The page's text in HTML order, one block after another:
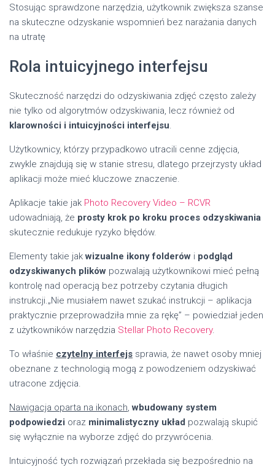
Stosując sprawdzone narzędzia, użytkownik zwiększa szanse
na skuteczne odzyskanie wspomnień bez narażania danych
na utratę
Rola intuicyjnego interfejsu
Skuteczność narzędzi do odzyskiwania zdjęć często zależy
nie tylko od algorytmów odzyskiwania, lecz również od
klarowności i intuicyjności interfejsu.
Użytkownicy, którzy przypadkowo utracili cenne zdjęcia,
zwykle znajdują się w stanie stresu, dlatego przejrzysty układ
aplikacji może mieć kluczowe znaczenie.
Aplikacje takie jak Photo Recovery Video – RCVR
udowadniają, że prosty krok po kroku proces odzyskiwania
skutecznie redukuje ryzyko błędów.
Elementy takie jakwizualne ikony folderów i podgląd
odzyskiwanych plików pozwalają użytkownikowi mieć pełną
kontrolę nad operacją bez potrzeby czytania długich
instrukcji.„Nie musiałem nawet szukać instrukcji – aplikacja
praktycznie przeprowadziła mnie za rękę” – powiedział jeden
z użytkowników narzędzia Stellar Photo Recovery.
To właśnie czytelny interfejs sprawia, że nawet osoby mniej
obeznane z technologią mogą z powodzeniem odzyskiwać
utracone zdjęcia.
Nawigacja oparta na ikonach,wbudowany system
podpowiedzi oraz minimalistyczny układ pozwalają skupić
się wyłącznie na wyborze zdjęć do przywrócenia.
Intuicyjność tych rozwiązań przekłada się bezpośrednio na